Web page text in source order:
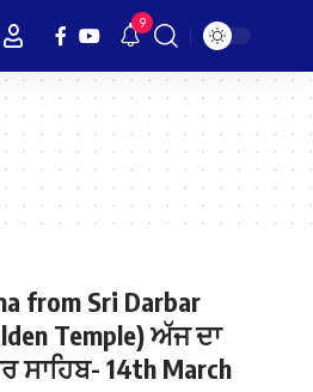
9
from Sri Darbar
Temple) ਅੱਜ ਦਾ
ਸਾਹਿਬ- 14th March